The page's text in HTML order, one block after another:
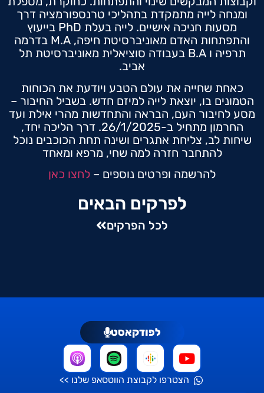
ומנחה לייה מתמקדת בתהליכי טרנספורמציה דרך
מסעות חניכה אישיים. לייה בעלת PhD בייעוץ
והתפתחות האדם מאוניברסיטת חיפה, M.A בדרמה
תרפיה ו B.A בעבודה סוציאלית מאוניברסיטת תל
אביב.
כאחת שחייה את עולם הטבע ויודעת את הכוחות
הטמונים בו, יוצאת לייה למיזם חדש.בשביל החיבור –
מסע לחיבור העם, הבראה והתחדשות מהרי אילת ועד
החרמון מתחיל ב-26/1/2025.
דרך הליכה יחד,
שיחות לב, צליחת אתגרים ושינה תחת הכוכביםנוכל
להתחבר חזרה למה שחי, מרפא ומאחד
להרשמה ופרטים נוספים – לחצו כאן
לפרקים הבאים
לכל הפרקים
לפודקאסט
הצטרפו לקבוצת הווטסאפ שלנו >>